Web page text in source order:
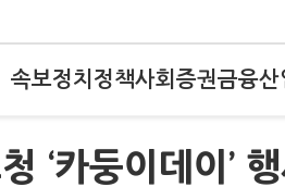
속보정치 정책사회 증권금융산
‘카둥이데이’